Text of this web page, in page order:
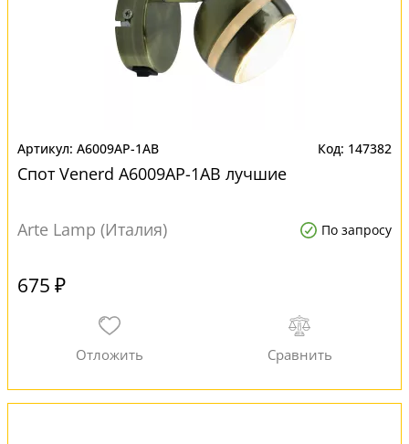
A6009AP-1AB 147382
Спот Venerd A6009AP-1AB лучшие
Arte Lamp (Италия) По запросу
675 ₽